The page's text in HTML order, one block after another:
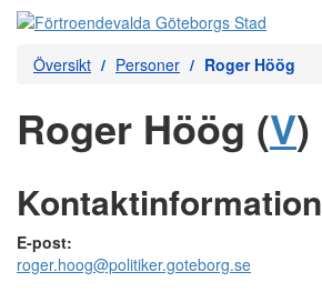
Översikt Personer Roger Höög
Roger Höög (V)
Kontaktinformation
E-post:
roger.hoog@politiker.goteborg.se